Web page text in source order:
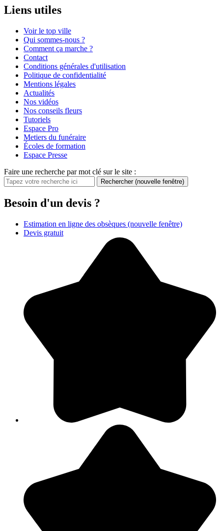
Liens utiles
Voir le top ville
Qui sommes-nous ?
Comment ça marche ?
Contact
Conditions générales d'utilisation
Politique de confidentialité
Mentions légales
Actualités
Nos vidéos
Nos conseils fleurs
Tutoriels
Espace Pro
Metiers du funéraire
Écoles de formation
Espace Presse
Faire une recherche par mot clé sur le site :
Rechercher (nouvelle fenêtre)
Besoin d'un devis ?
Estimation en ligne des obsèques (nouvelle fenêtre)
Devis gratuit